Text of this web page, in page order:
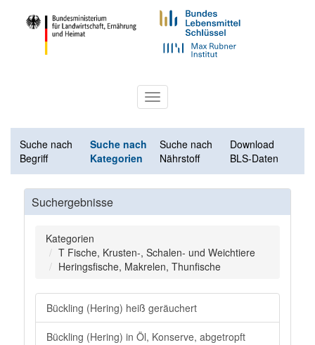
Toggle
navigation
Suche nach
Begriff
Suche nach
Kategorien
Suche nach
Nährstoff
Download
BLS-Daten
Suchergebnisse
Kategorien
T Fische, Krusten-, Schalen- und Weichtiere
Heringsfische, Makrelen, Thunfische
Bückling (Hering) heiß geräuchert
Bückling (Hering) in Öl, Konserve, abgetropft